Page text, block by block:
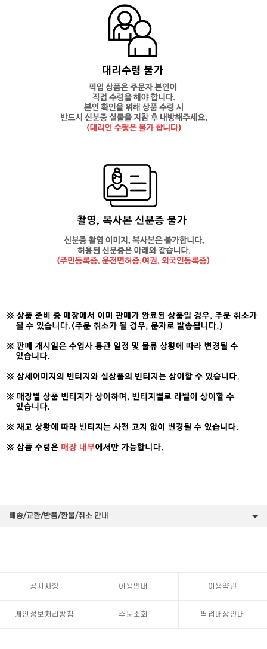
배송/교환/반품/환불/취소 안내
공지사항 이용안내 이용약관
개인정보처리방침 주문조회 픽업매장안내